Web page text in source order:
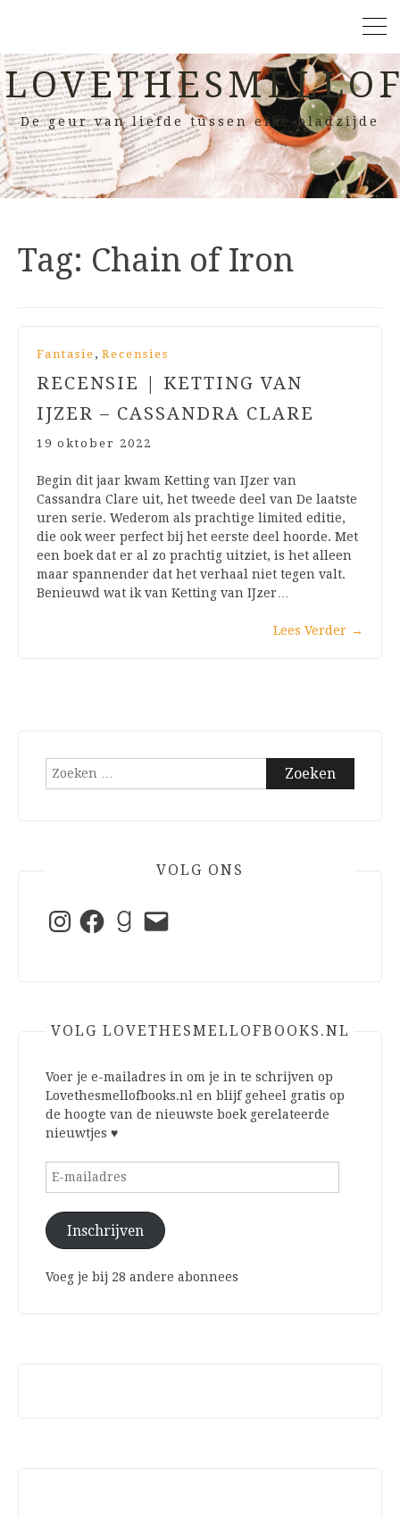
De geur van liefde tussen elke bladzijde
Tag: Chain of Iron
Fantasie , Recensies
RECENSIE | KETTING VAN
IJZER – CASSANDRA CLARE
19 oktober 2022
Begin dit jaar kwam Ketting van IJzer van
Cassandra Clare uit, het tweede deel van De laatste
uren serie. Wederom als prachtige limited editie,
die ook weer perfect bij het eerste deel hoorde. Met
een boek dat er al zo prachtig uitziet, is het alleen
maar spannender dat het verhaal niet tegen valt.
Benieuwd wat ik van Ketting van IJzer…
Lees Verder →
Zoeken
VOLG ONS
InstagramFacebookGoodreads
E-
mail
VOLG LOVETHESMELLOFBOOKS.NL
Voer je e-mailadres in om je in te schrijven op
Lovethesmellofbooks.nl en blijf geheel gratis op
de hoogte van de nieuwste boek gerelateerde
nieuwtjes ♥
E-
Inschrijven
Voeg je bij 28 andere abonnees